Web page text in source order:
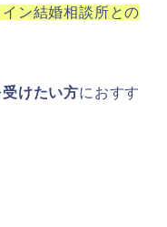
ン結婚相談所との
けたい方におすす